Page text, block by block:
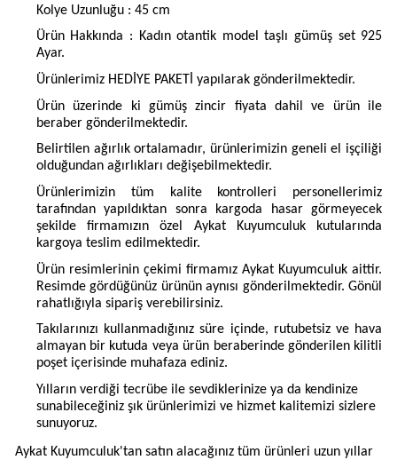
Kolye Uzunluğu : 45 cm
Ürün Hakkında : Kadın otantik model taşlı gümüş set 925
Ayar.
Ürünlerimiz HEDİYE PAKETİ yapılarak gönderilmektedir.
Ürün üzerinde ki gümüş zincir fiyata dahil ve ürün ile
beraber gönderilmektedir.
Belirtilen ağırlık ortalamadır, ürünlerimizin geneli el işçiliği
olduğundan ağırlıkları değişebilmektedir.
Ürünlerimizin tüm kalite kontrolleri personellerimiz
tarafından yapıldıktan sonra kargoda hasar görmeyecek
şekilde firmamızın özel Aykat Kuyumculuk kutularında
kargoya teslim edilmektedir.
Ürün resimlerinin çekimi firmamız Aykat Kuyumculuk aittir.
Resimde gördüğünüz ürünün aynısı gönderilmektedir. Gönül
rahatlığıyla sipariş verebilirsiniz.
Takılarınızı kullanmadığınız süre içinde, rutubetsiz ve hava
almayan bir kutuda veya ürün beraberinde gönderilen kilitli
poşet içerisinde muhafaza ediniz.
Yılların verdiği tecrübe ile sevdiklerinize ya da kendinize
sunabileceğiniz şık ürünlerimizi ve hizmet kalitemizi sizlere
sunuyoruz.
Aykat Kuyumculuk'tan satın alacağınız tüm ürünleri uzun yıllar